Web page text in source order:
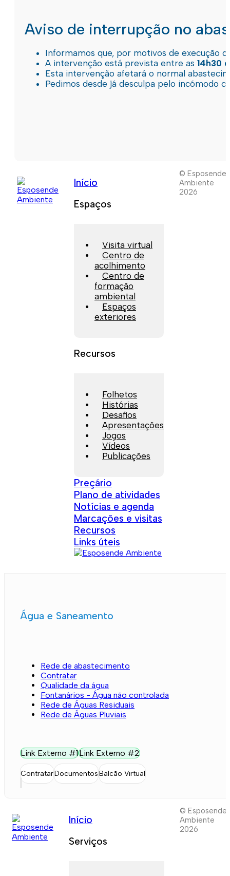
Aviso de interrupção no
Informamos que, por motivos de execução
A intervenção está prevista entre as 14h30
Esta intervenção afetará o normal
Pedimos desde já desculpa pelo incómodo
Início
Espaços
Visita virtual
Centro de
acolhimento
Centro de
formação
ambiental
Espaços
exteriores
Recursos
Folhetos
Histórias
Desafios
Apresentações
Jogos
Vídeos
Publicações
Preçário
Plano de atividades
Notícias e agenda
Marcações e visitas
Recursos
Links úteis
© Esposende
Ambiente
2026
Água e Saneamento
Rede de abastecimento
Contratar
Qualidade da água
Fontanários - Água não controlada
Rede de Águas Residuais
Rede de Águas Pluviais
Link Externo #1Link Externo #2
ContratarDocumentosBalcão Virtual
Início
Serviços
© Esposende
Ambiente
2026